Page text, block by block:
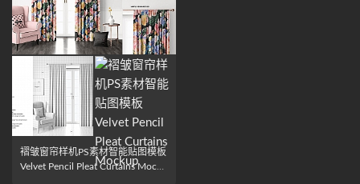
褶皱窗帘样机PS素材智能贴图模板
Velvet Pencil Pleat Curtains Mocku